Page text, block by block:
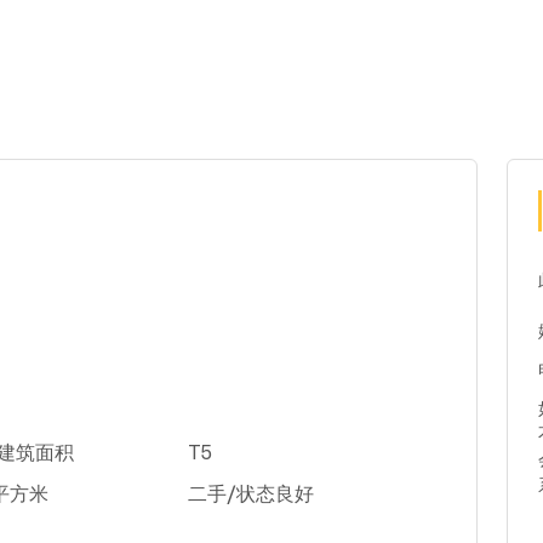
筑面积
T5
方米
二手/状态良好